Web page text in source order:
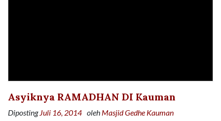
Asyiknya RAMADHAN DI Kauman
DipostingJuli 16, 2014 oleh Masjid Gedhe Kauman